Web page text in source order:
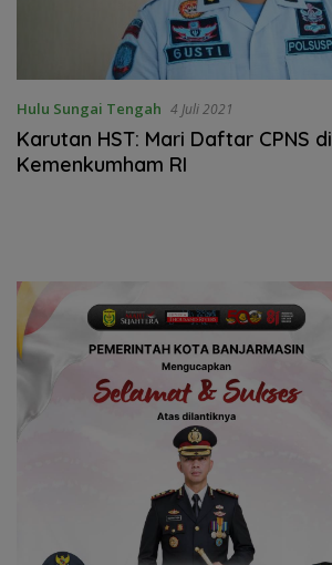
Hulu Sungai Tengah 4 Juli 2021
Karutan HST: Mari Daftar CPNS di
Kemenkumham RI